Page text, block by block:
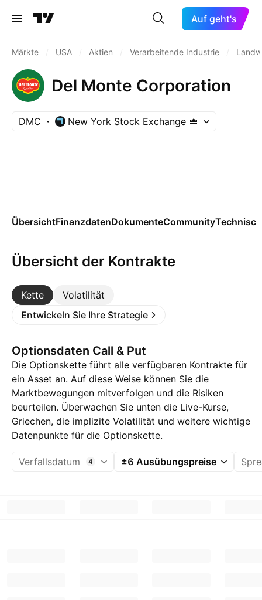
Auf geht's
Märkte USA Aktien Verarbeitende Industrie
Del Monte Corporation
DMC New York Stock Exchange
ÜbersichtFinanzdatenDokumenteCommunity
Übersicht der Kontrakte
Kette
Volatilität
Entwickeln Sie Ihre Strategie
Optionsdaten Call & Put
Die Optionskette führt alle verfügbaren Kontrakte für
ein Asset an. Auf diese Weise können Sie die
Marktbewegungen mitverfolgen und die Risiken
beurteilen. Überwachen Sie unten die Live-Kurse,
Griechen, die implizite Volatilität und weitere wichtige
Datenpunkte für die Optionskette.
Verfallsdatum 4 ±6 Ausübungspreise